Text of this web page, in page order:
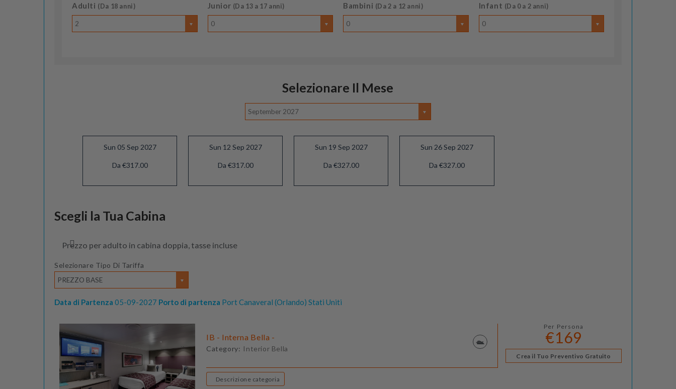
Adulti (Da 18 anni)
2
Junior (Da 13 a 17 anni)
0
Bambini (Da 2 a 12 anni)
0
Infant (Da 0 a 2 anni)
0
Selezionare Il Mese
September 2027
Sun 05 Sep 2027
Da €317.00
Sun 12 Sep 2027
Da €317.00
Sun 19 Sep 2027
Da €327.00
Sun 26 Sep 2027
Da €327.00
Scegli la Tua Cabina
Prezzo per adulto in cabina doppia, tasse incluse
Selezionare Tipo Di Tariffa
PREZZO BASE
Data di Partenza 05-09-2027 Porto di partenza Port Canaveral (Orlando) Stati Uniti
IB - Interna Bella -
Category: Interior Bella
Per Persona
€169
Crea il Tuo Preventivo Gratuito
Descrizione categoria